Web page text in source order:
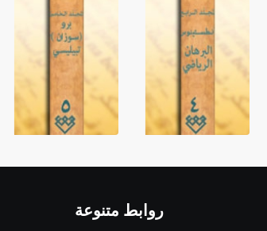
روابط متنوعة